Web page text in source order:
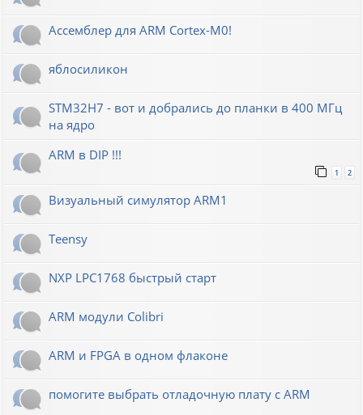
Ассемблер для ARM Cortex-M0!
яблосиликон
STM32H7 - вот и добрались до планки в 400 МГц
на ядро
ARM в DIP !!!
1 2
Визуальный симулятор ARM1
Teensy
NXP LPC1768 быстрый старт
ARM модули Colibri
ARM и FPGA в одном флаконе
помогите выбрать отладочную плату с ARM